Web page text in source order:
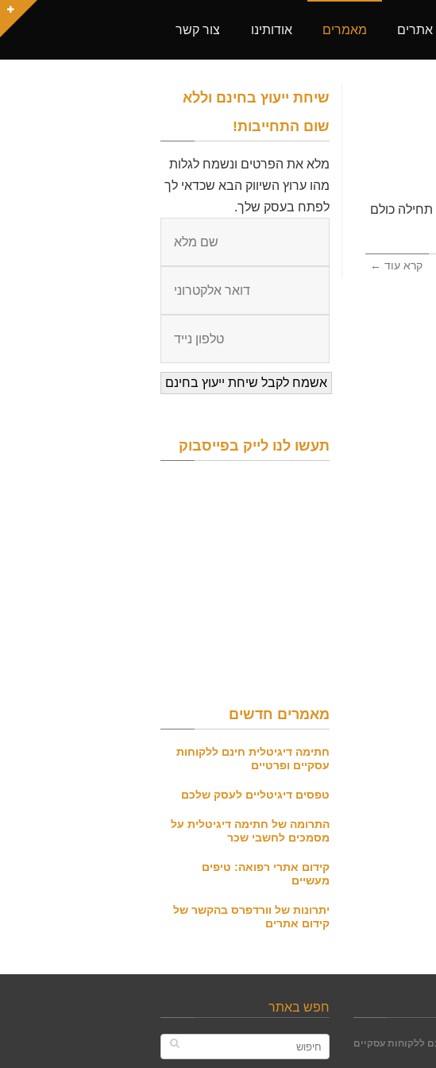
אתרים מאמרים אודותינו צור קשר
תחילה כולם
קרא עוד ←
שיחת ייעוץ בחינם וללא
שום התחייבות!
מלא את הפרטים ונשמח לגלות
מהו ערוץ השיווק הבא שכדאי לך
לפתח בעסק שלך.
תעשו לנו לייק בפייסבוק
מאמרים חדשים
חתימה דיגיטלית חינם ללקוחות
עסקיים ופרטיים
טפסים דיגיטליים לעסק שלכם
התרומה של חתימה דיגיטלית על
מסמכים לחשבי שכר
קידום אתרי רפואה: טיפים
מעשיים
יתרונות של וורדפרס בהקשר של
קידום אתרים
ללקוחות עסקיים
חפש באתר